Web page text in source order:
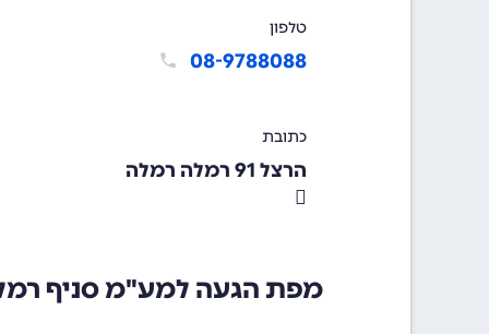
טלפון
08-9788088
כתובת
הרצל 91 רמלה רמלה
מפת הגעה למע"מ סניף